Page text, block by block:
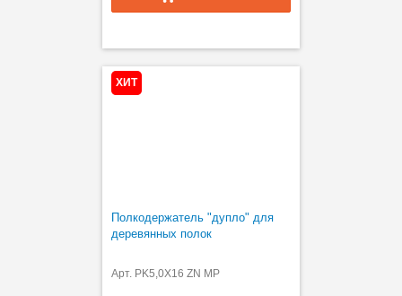
ХИТ
Полкодержатель "дупло" для
деревянных полок
Арт. PK5,0X16 ZN MP